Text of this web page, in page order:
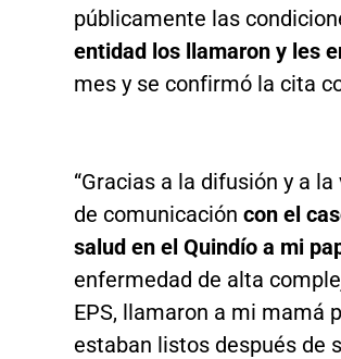
públicamente las
entidad los llamaron y les
mes y se confirmó la cita
“Gracias a la difusión y a
de comunicación con el
salud en el Quindío a mi
enfermedad de alta
EPS, llamaron a mi mamá
estaban listos después de